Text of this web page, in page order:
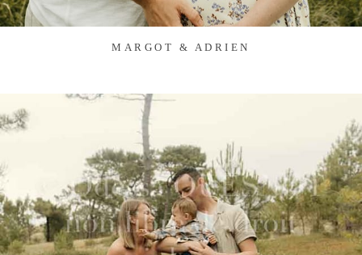
MARGOT & ADRIEN